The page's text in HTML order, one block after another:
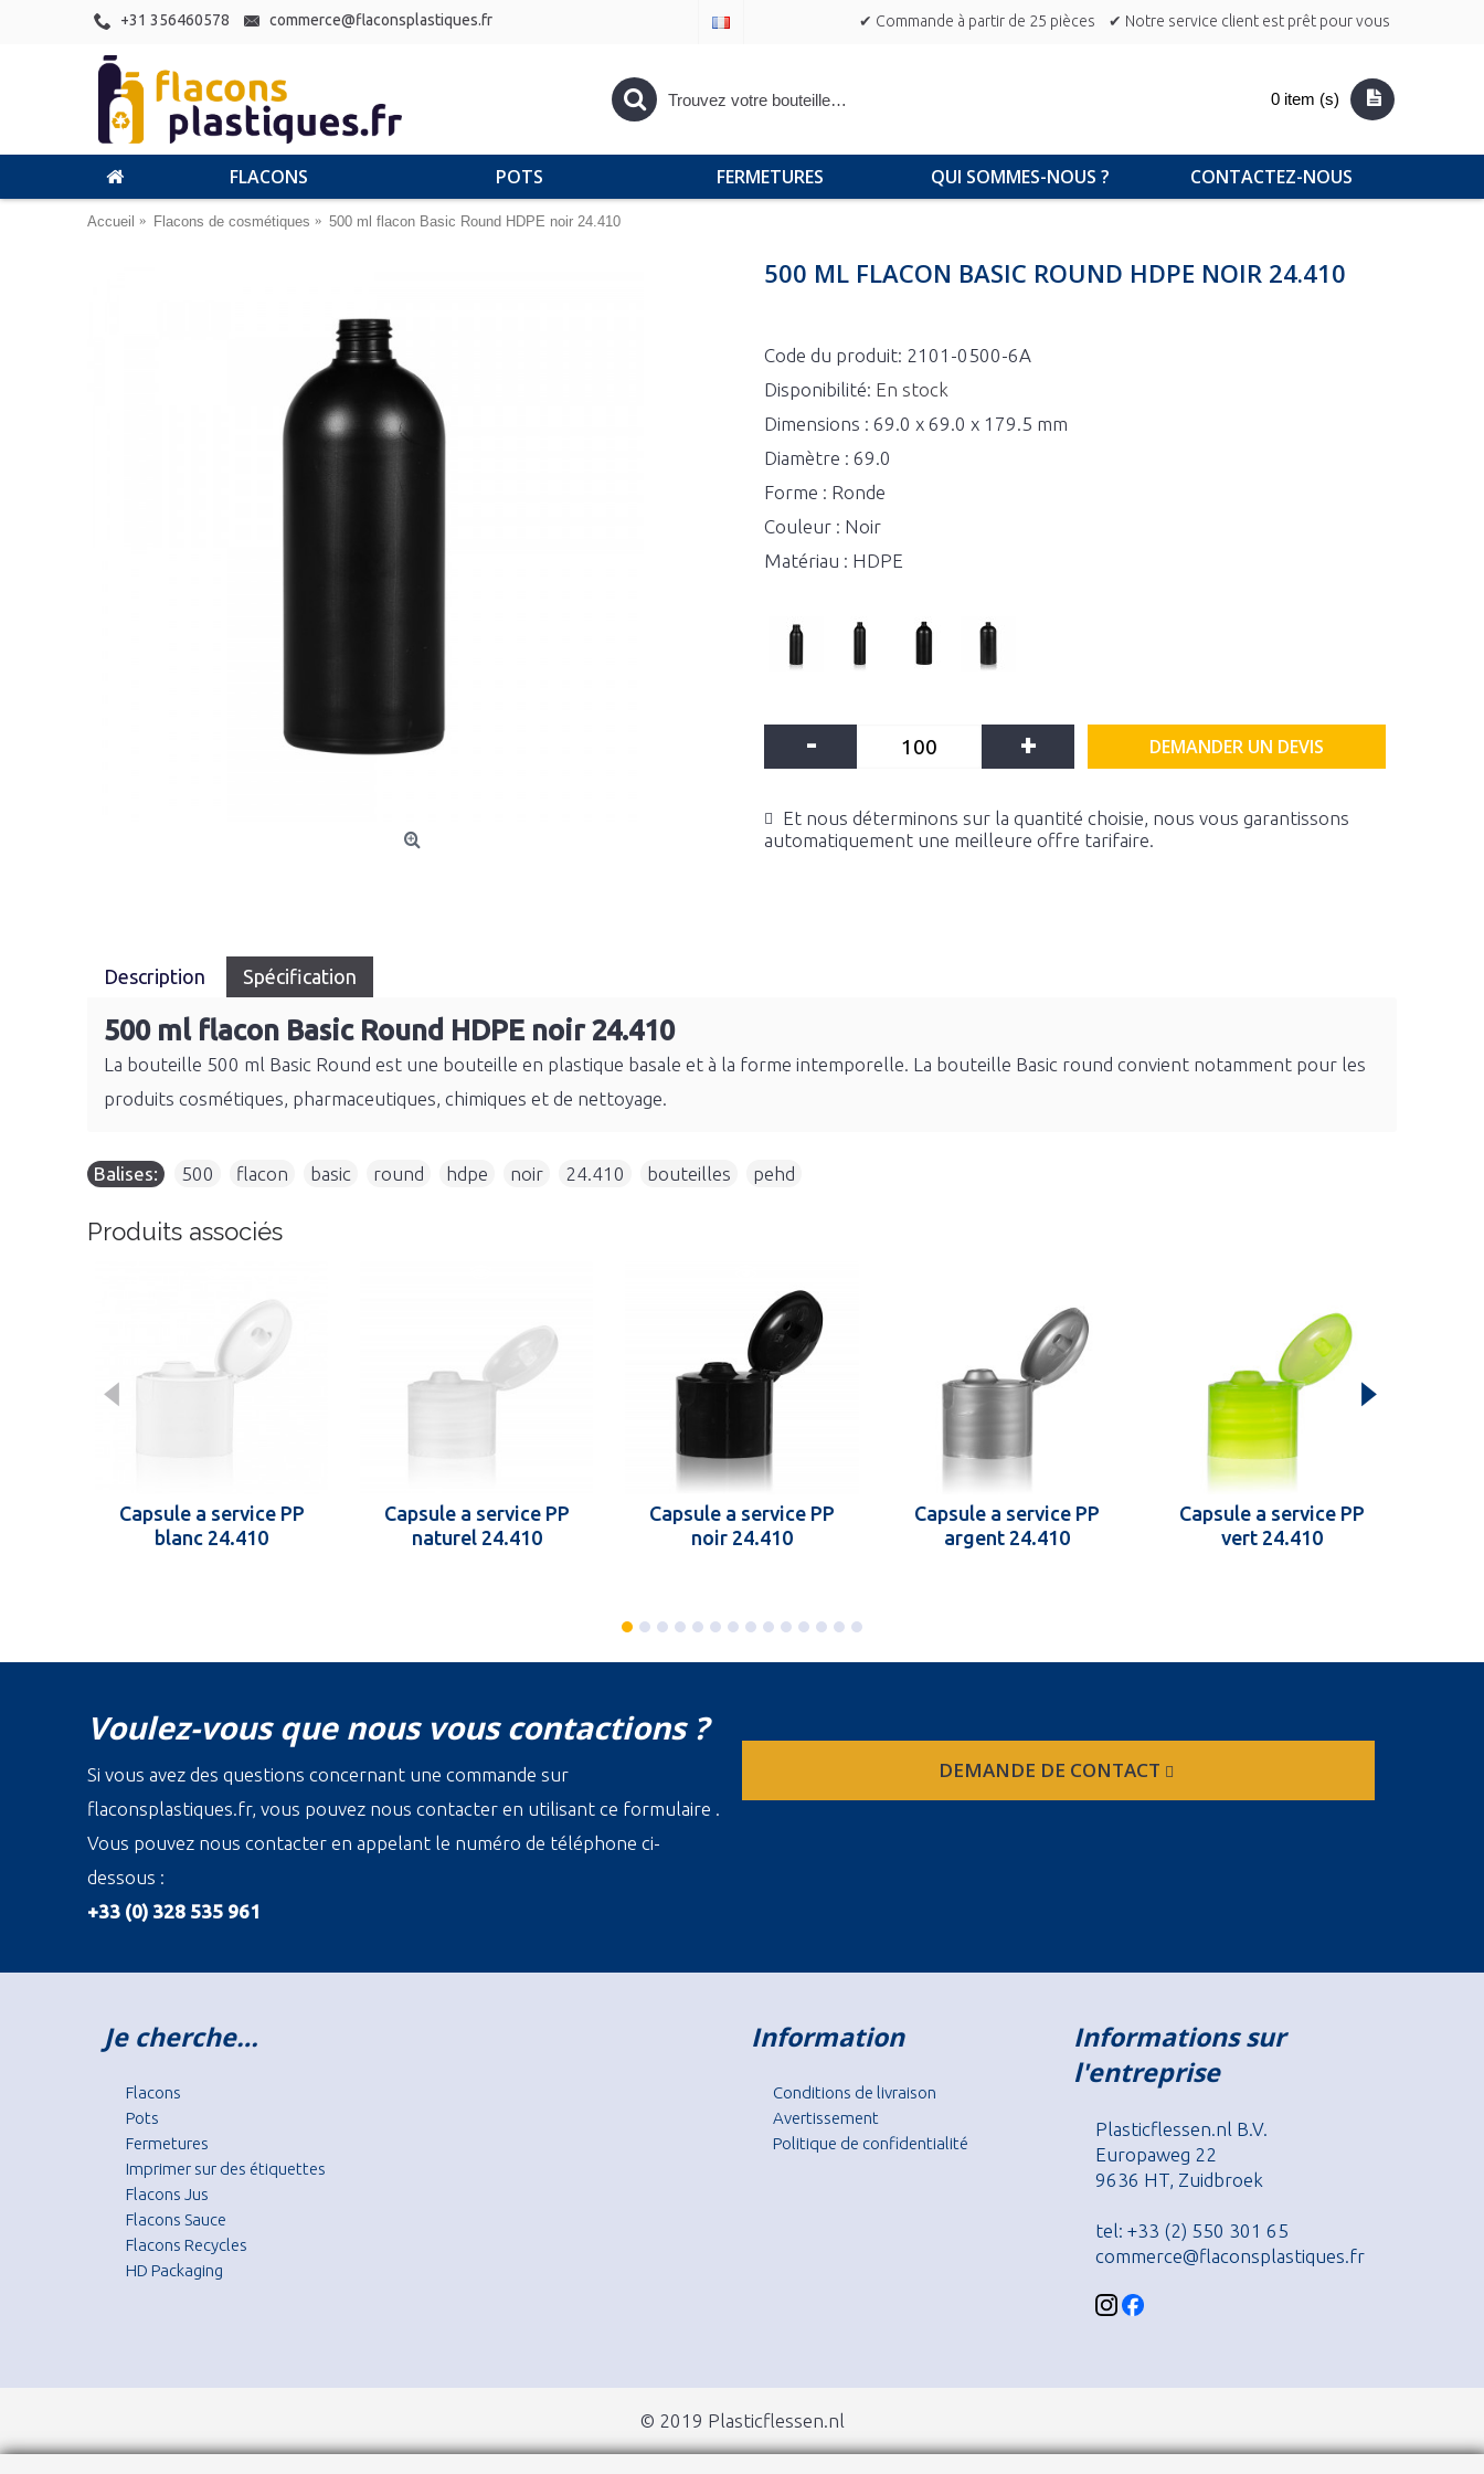
+31 356460578 commerce@flaconsplastiques.fr ✔ Commande à partir de 25 pièces ✔ Notre service client est prêt pour vous
0 item (s)
FLACONS POTS FERMETURES QUI SOMMES-NOUS ? CONTACTEZ-NOUS
Accueil Flacons de cosmétiques 500 ml flacon Basic Round HDPE noir 24.410
500 ML FLACON BASIC ROUND HDPE NOIR 24.410
Code du produit: 2101-0500-6A
Disponibilité: En stock
Dimensions : 69.0 x 69.0 x 179.5 mm
Diamètre : 69.0
Forme : Ronde
Couleur : Noir
Matériau : HDPE
- + DEMANDER UN DEVIS
Et nous déterminons sur la quantité choisie, nous vous garantissons
automatiquement une meilleure offre tarifaire.
Description Spécification
500 ml flacon Basic Round HDPE noir 24.410
La bouteille 500 ml Basic Round est une bouteille en plastique basale et à la forme intemporelle. La bouteille Basic round convient notamment pour les
produits cosmétiques, pharmaceutiques, chimiques et de nettoyage.
Balises: 500 flacon basic round hdpe noir 24.410 bouteilles pehd
Produits associés
Capsule a service PP
blanc 24.410
Capsule a service PP
naturel 24.410
Capsule a service PP
noir 24.410
Capsule a service PP
argent 24.410
Capsule a service PP
vert 24.410
Voulez-vous que nous vous contactions ?
Si vous avez des questions concernant une commande sur
flaconsplastiques.fr, vous pouvez nous contacter en utilisant ce formulaire .
Vous pouvez nous contacter en appelant le numéro de téléphone ci-
dessous :
+33 (0) 328 535 961
DEMANDE DE CONTACT
Je cherche…
Flacons
Pots
Fermetures
Imprimer sur des étiquettes
Flacons Jus
Flacons Sauce
Flacons Recycles
HD Packaging
Information
Conditions de livraison
Avertissement
Politique de confidentialité
Informations sur
l'entreprise
Plasticflessen.nl B.V.
Europaweg 22
9636 HT, Zuidbroek
tel: +33 (2) 550 301 65
commerce@flaconsplastiques.fr
© 2019 Plasticflessen.nl